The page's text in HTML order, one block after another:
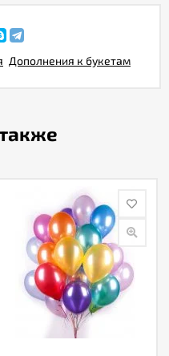
Дополнения к букетам